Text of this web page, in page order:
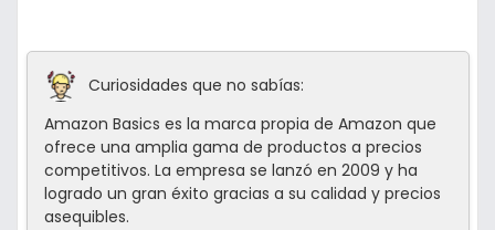
Curiosidades que no sabías:
Amazon Basics es la marca propia de Amazon que
ofrece una amplia gama de productos a precios
competitivos. La empresa se lanzó en 2009 y ha
logrado un gran éxito gracias a su calidad y precios
asequibles.